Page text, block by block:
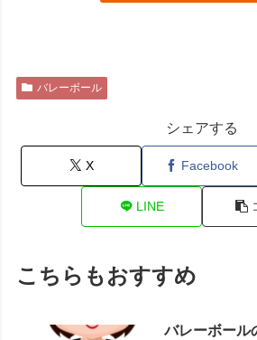
バレーボール
シェアする
X Facebook
LINE
こちらもおすすめ
バレーボール